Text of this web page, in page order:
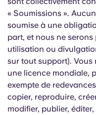
« Soumissions ».
soumise à une
part, et nous ne
utilisation ou
sur tout support).
une licence mondiale,
exempte de
copier, reproduire,
modifier, publier,